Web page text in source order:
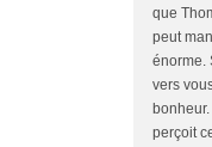
que
peut
énorme.
vers
perçoit